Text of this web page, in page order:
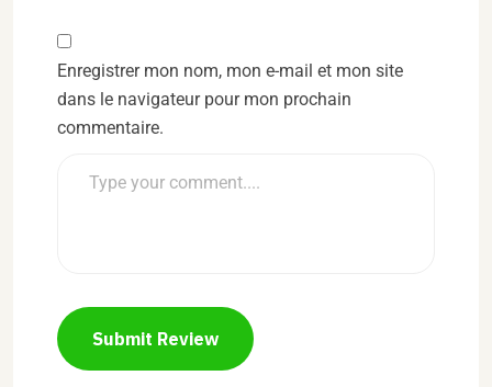
Enregistrer mon nom, mon e-mail et mon site
dans le navigateur pour mon prochain
commentaire.
Submit Review